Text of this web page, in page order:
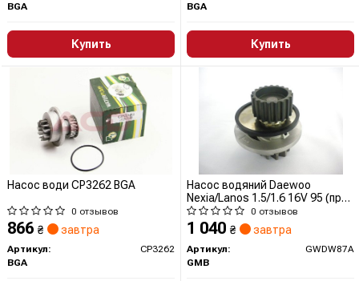
BGA
Купить
BGA
Купить
Насос води CP3262 BGA
0 отзывов
866 ₴ завтра
Артикул:
CP3262
BGA
Насос водяний Daewoo
Nexia/Lanos 1.5/1.6 16V 95 (пр-
во GMB) GWDW87A GMB
0 отзывов
1 040 ₴ завтра
Артикул:
GWDW87A
GMB